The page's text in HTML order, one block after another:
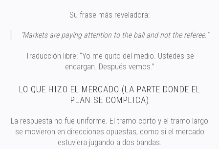
Su frase más reveladora:
“Markets are paying attention to the ball and not the referee.”
Traducción libre: “Yo me quito del medio. Ustedes se
encargan. Después vemos.”
LO QUE HIZO EL MERCADO (LA PARTE DONDE EL
PLAN SE COMPLICA)
La respuesta no fue uniforme. El tramo corto y el tramo largo
se movieron en direcciones opuestas, como si el mercado
estuviera jugando a dos bandas: